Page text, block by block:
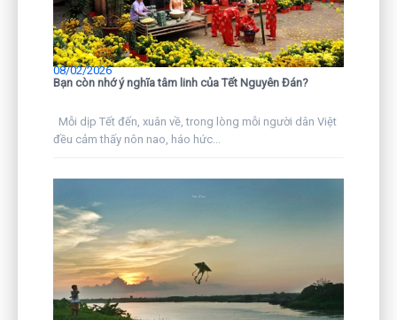
Bạn còn nhớ ý nghĩa tâm linh của Tết Nguyên Đán?
08/02/2026
Mỗi dịp Tết đến, xuân về, trong lòng mỗi người dân Việt
đều cảm thấy nôn nao, háo hức...